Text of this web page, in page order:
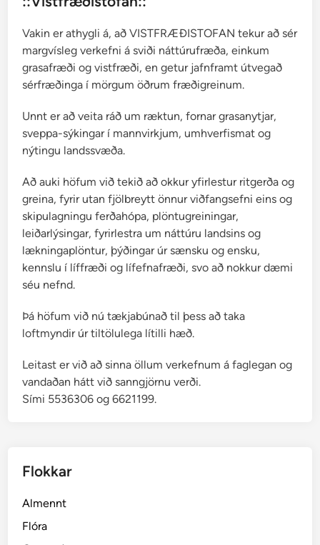
Vakin er athygli á, að VISTFRÆÐISTOFAN tekur að sér
margvísleg verkefni á sviði náttúrufræða, einkum
grasafræði og vistfræði, en getur jafnframt útvegað
sérfræðinga í mörgum öðrum fræðigreinum.
Unnt er að veita ráð um ræktun, fornar grasanytjar,
sveppa-sýkingar í mannvirkjum, umhverfismat og
nýtingu landssvæða.
Að auki höfum við tekið að okkur yfirlestur ritgerða og
greina, fyrir utan fjölbreytt önnur viðfangsefni eins og
skipulagningu ferðahópa, plöntugreiningar,
leiðarlýsingar, fyrirlestra um náttúru landsins og
lækningaplöntur, þýðingar úr sænsku og ensku,
kennslu í líffræði og lífefnafræði, svo að nokkur dæmi
séu nefnd.
Þá höfum við nú tækjabúnað til þess að taka
loftmyndir úr tiltölulega lítilli hæð.
Leitast er við að sinna öllum verkefnum á faglegan og
vandaðan hátt við sanngjörnu verði.
Sími 5536306 og 6621199.
Flokkar
Almennt
Flóra